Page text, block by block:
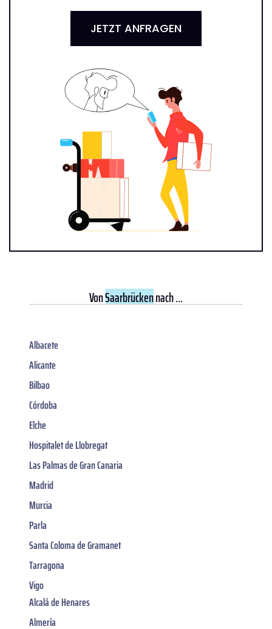
JETZT ANFRAGEN
VonSaarbrückennach ...
Albacete
Alicante
Bilbao
Córdoba
Elche
Hospitalet de Llobregat
Las Palmas de Gran Canaria
Madrid
Murcia
Parla
Santa Coloma de Gramanet
Tarragona
Vigo
Alcalá de Henares
Almería